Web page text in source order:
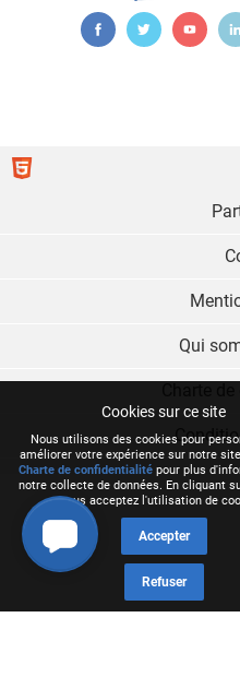
Cookies sur ce site
Nous utilisons des cookies pour
améliorer votre expérience sur notre
Charte de confidentialité pour plus
notre collecte de données. En cliquant
vous acceptez l'utilisation de
Accepter
Refuser
Qui
Charte